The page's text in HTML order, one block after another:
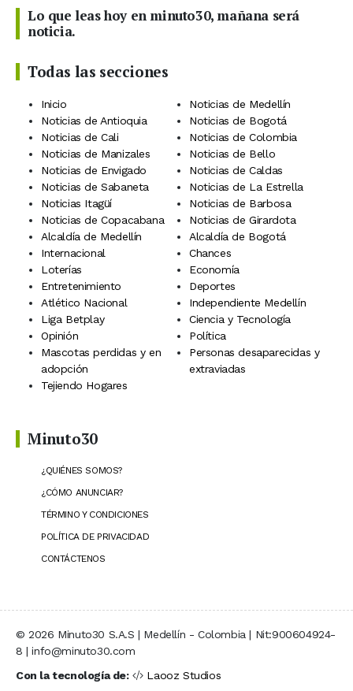
Lo que leas hoy en minuto30, mañana será
noticia.
Todas las secciones
Inicio
Noticias de Medellín
Noticias de Antioquia
Noticias de Bogotá
Noticias de Cali
Noticias de Colombia
Noticias de Manizales
Noticias de Bello
Noticias de Envigado
Noticias de Caldas
Noticias de Sabaneta
Noticias de La Estrella
Noticias Itagüí
Noticias de Barbosa
Noticias de Copacabana
Noticias de Girardota
Alcaldía de Medellín
Alcaldía de Bogotá
Internacional
Chances
Loterías
Economía
Entretenimiento
Deportes
Atlético Nacional
Independiente Medellín
Liga Betplay
Ciencia y Tecnología
Opinión
Política
Mascotas perdidas y en
adopción
Personas desaparecidas y
extraviadas
Tejiendo Hogares
Minuto30
¿QUIÉNES SOMOS?
¿CÓMO ANUNCIAR?
TÉRMINO Y CONDICIONES
POLÍTICA DE PRIVACIDAD
CONTÁCTENOS
© 2026 Minuto30 S.A.S | Medellín - Colombia | Nit:900604924-
8 | info@minuto30.com
Con la tecnología de:
Laooz Studios